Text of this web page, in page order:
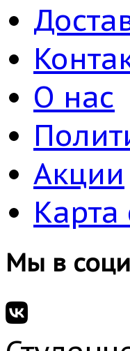
О нас
Акции
Карта
Мы в